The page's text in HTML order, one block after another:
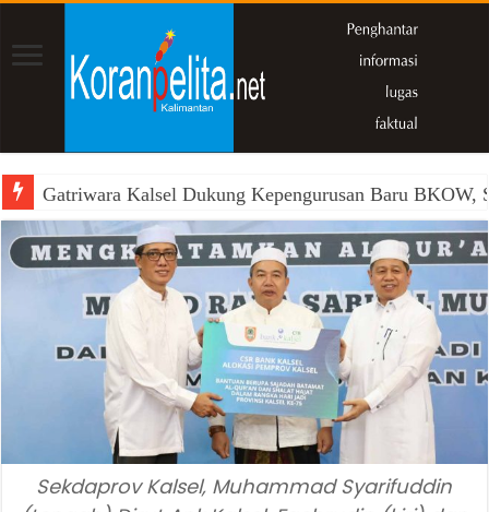
Gatriwara Kalsel Dukung Kepengurusan Baru BKOW,
Sekdaprov Kalsel, Muhammad Syarifuddin